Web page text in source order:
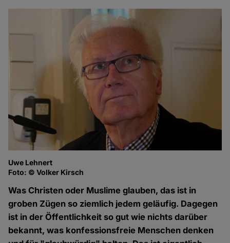
Uwe Lehnert
Foto: © Volker Kirsch
Was Christen oder Muslime glauben, das ist in
groben Zügen so ziemlich jedem geläufig. Dagegen
ist in der Öffentlichkeit so gut wie nichts darüber
bekannt, was konfessionsfreie Menschen denken